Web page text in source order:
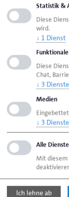
Duale
Seite empfehlen
Seite drucken
Statistik &
Diese
wird.
↓ 1 Dienst
Diese
Chat,
↓ 3 Dienste
Medien
↓ 3 Dienste
Alle
Mit diesem
Ich lehne ab